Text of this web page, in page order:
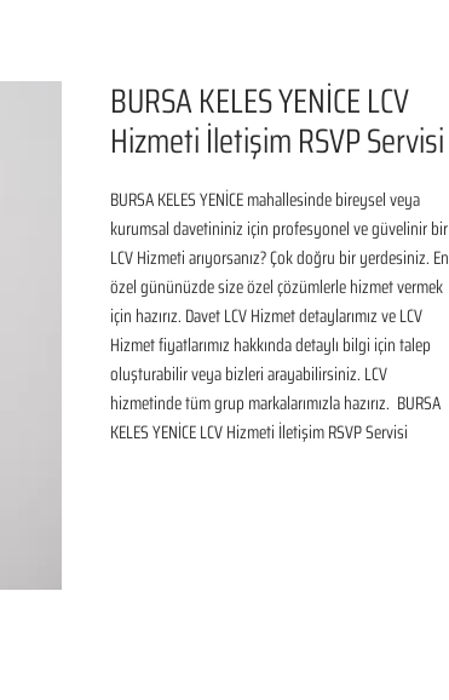
BURSA KELES YENİCE LCV
Hizmeti İletişim RSVP Servisi
BURSA KELES YENİCE mahallesinde bireysel veya
kurumsal davetininiz için profesyonel ve güvelinir bir
LCV Hizmeti arıyorsanız? Çok doğru bir yerdesiniz. En
özel gününüzde size özel çözümlerle hizmet vermek
için hazırız. Davet LCV Hizmet detaylarımız ve LCV
Hizmet fiyatlarımız hakkında detaylı bilgi için talep
oluşturabilir veya bizleri arayabilirsiniz. LCV
hizmetinde tüm grup markalarımızla hazırız.  BURSA
KELES YENİCE LCV Hizmeti İletişim RSVP Servisi